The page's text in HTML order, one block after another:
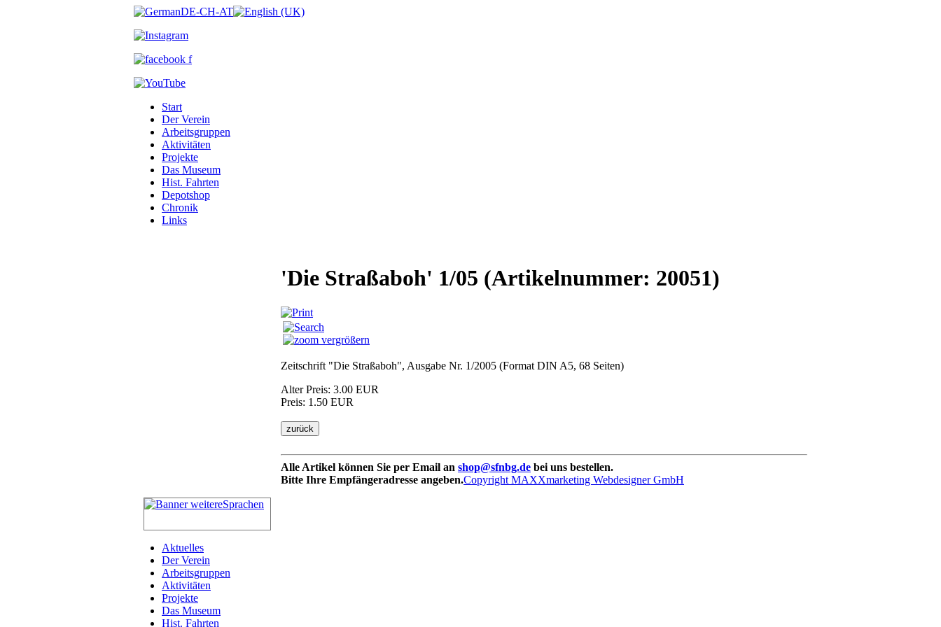
Start
Der Verein
Arbeitsgruppen
Aktivitäten
Projekte
Das Museum
Hist. Fahrten
Depotshop
Chronik
Links
'Die Straßaboh' 1/05 (Artikelnummer: 20051)
vergrößern
Zeitschrift "Die Straßaboh", Ausgabe Nr. 1/2005 (Format DIN A5, 68 Seiten)
Alter Preis: 3.00 EUR
Preis: 1.50 EUR
Alle Artikel können Sie per Email an shop@sfnbg.de bei uns bestellen.
Bitte Ihre Empfängeradresse angeben.Copyright MAXXmarketing Webdesigner GmbH
Aktuelles
Der Verein
Arbeitsgruppen
Aktivitäten
Projekte
Das Museum
Hist. Fahrten